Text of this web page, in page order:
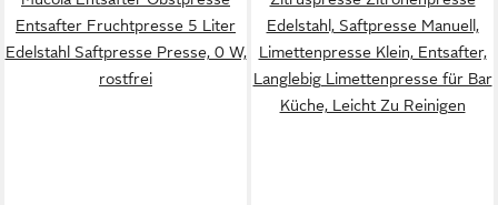
Entsafter Fruchtpresse 5 Liter
Edelstahl Saftpresse Presse, 0 W,
rostfrei
Edelstahl, Saftpresse Manuell,
Limettenpresse Klein, Entsafter,
Langlebig Limettenpresse für Bar
Küche, Leicht Zu Reinigen